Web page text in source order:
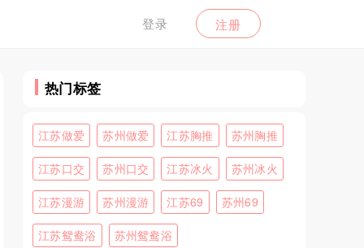
登录 注册
热门标签
江苏做爱 苏州做爱 江苏胸推 苏州胸推
江苏口交 苏州口交 江苏冰火 苏州冰火
江苏漫游 苏州漫游 江苏69 苏州69
江苏鸳鸯浴 苏州鸳鸯浴